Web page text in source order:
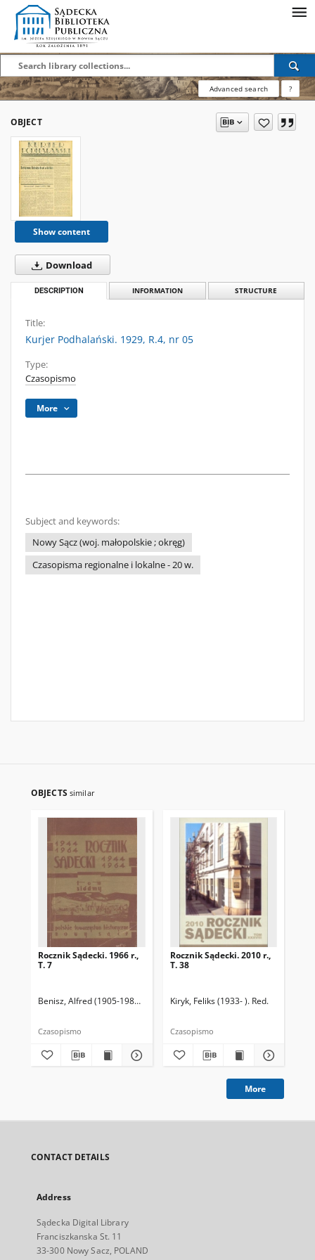
Advanced search ?
OBJECT
Show content
Download
DESCRIPTION INFORMATION STRUCTURE
Title:
Kurjer Podhalański. 1929, R.4, nr 05
Type:
Czasopismo
More
Subject and keywords:
Nowy Sącz (woj. małopolskie ; okręg)
Czasopisma regionalne i lokalne - 20 w.
OBJECTS similar
Rocznik Sądecki. 1966 r.,
T. 7
Benisz, Alfred (1905-1987). Red. Czernecka, Stefania. Red.
Czasopismo
Rocznik Sądecki. 2010 r.,
T. 38
Kiryk, Feliks (1933- ). Red.
Czasopismo
More
CONTACT DETAILS
Address
Sądecka Digital Library
Franciszkanska St. 11
33-300 Nowy Sacz, POLAND